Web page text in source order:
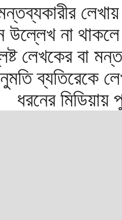
উল্লেখ না
লেখকের বা
ব্যতিরেকে
ধরনের মিডিয়ায়